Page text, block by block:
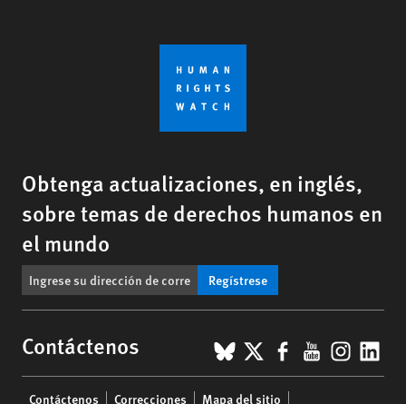
Obtenga actualizaciones, en inglés,
sobre temas de derechos humanos en
el mundo
Regístrese
Contáctenos BlueSky
X Facebook
YouTube
Contáctenos Correcciones Mapa del sitio